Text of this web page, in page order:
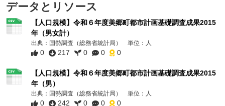
データとリソース
【人口規模】令和６年度美郷町都市計画基礎調査成果2015
年（男女計）
出典：国勢調査（総務省統計局） 単位：人
0 217 0 0 0
【人口規模】令和６年度美郷町都市計画基礎調査成果2015
年（男）
出典：国勢調査（総務省統計局） 単位：人
0 242 0 0 0